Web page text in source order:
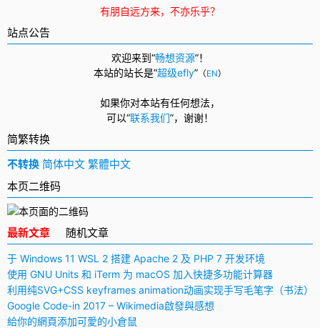
有朋自远方来，不亦乐乎？
站点公告
欢迎来到“畅想资源”！
本站的站长是“超级efly” （EN）
如果你对本站有任何想法，
可以“联系我们”， 谢谢！
简繁转换
不转换 简体中文 繁體中文
本页二维码
最新文章 随机文章
于 Windows 11 WSL 2 搭建 Apache 2 及 PHP 7 开发环境
使用 GNU Units 和 iTerm 为 macOS 加入快捷多功能计算器
利用纯SVG+CSS keyframes animation动画实现手写毛笔字（书法）
Google Code-in 2017 – Wikimedia啟發與感想
給你的網頁添加可愛的小倉鼠